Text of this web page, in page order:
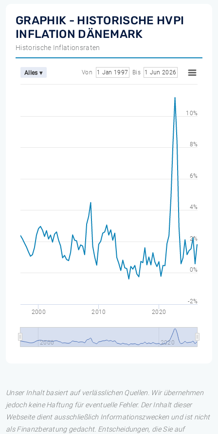
GRAPHIK - HISTORISCHE HVPI
INFLATION DÄNEMARK
Historische Inflationsraten
Alles ▾ Von 1 Jan 1997 Bis 1 Jun 2026
2000 2010 2020
2000 2020
-2%
0%
2%
4%
6%
8%
10%
Unser Inhalt basiert auf verlässlichen Quellen. Wir übernehmen
jedoch keine Haftung für eventuelle Fehler. Der Inhalt dieser
Webseite dient ausschließlich Informationszwecken und ist nicht
als Finanzberatung gedacht. Entscheidungen, die Sie auf